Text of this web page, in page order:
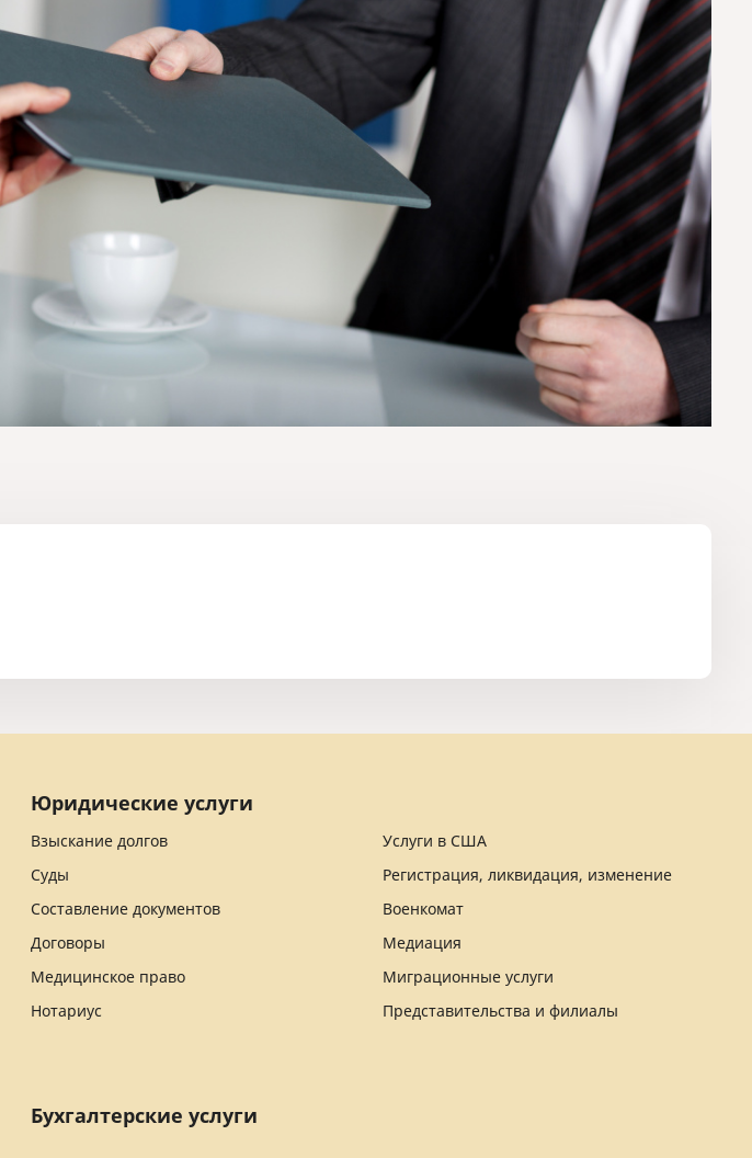
Юридические услуги
Взыскание долгов
Услуги в США
Суды
Регистрация, ликвидация, изменение
Составление документов
Военкомат
Договоры
Медиация
Медицинское право
Миграционные услуги
Нотариус
Представительства и филиалы
Бухгалтерские услуги